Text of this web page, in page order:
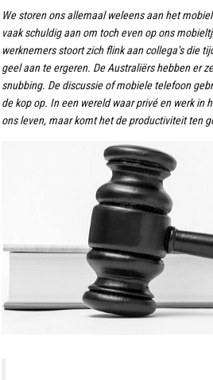
We storen ons allemaal weleens aan het
vaak schuldig aan om toch even op ons
werknemers stoort zich flink aan collega’s die
geel aan te ergeren. De Australiërs hebben er
snubbing. De discussie of mobiele telefoon
de kop op. In een wereld waar privé en werk
ons leven, maar komt het de productiviteit ten